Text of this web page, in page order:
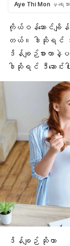
Aye Thi Monမှ ရေးသ
ကိုယ်ဝန်ဆောင်ချိန်
တယ်။ ဒါဆိုရင်
ဒိန်ချဉ်စားတာနဲ့ပတ်
ဒါဆိုရင် ဒီဆောင်းပါ
ဒိန်ချဉ် ဆိုတာ